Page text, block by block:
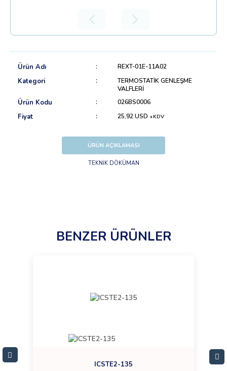
Ürün Adı REXT-01E-11A02
Kategori
TERMOSTATİK GENLEŞME
VALFLERİ
Ürün Kodu 026BS0006
Fiyat 25,92 USD +KDV
ÜRÜN AÇIKLAMASI
TEKNİK DÖKÜMAN
BENZER ÜRÜNLER
ICSTE2-135